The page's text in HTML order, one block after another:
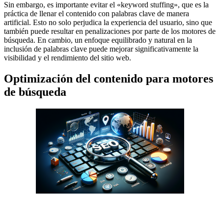
Sin embargo, es importante evitar el «keyword stuffing», que es la
práctica de llenar el contenido con palabras clave de manera
artificial. Esto no solo perjudica la experiencia del usuario, sino que
también puede resultar en penalizaciones por parte de los motores de
búsqueda. En cambio, un enfoque equilibrado y natural en la
inclusión de palabras clave puede mejorar significativamente la
visibilidad y el rendimiento del sitio web.
Optimización del contenido para motores
de búsqueda